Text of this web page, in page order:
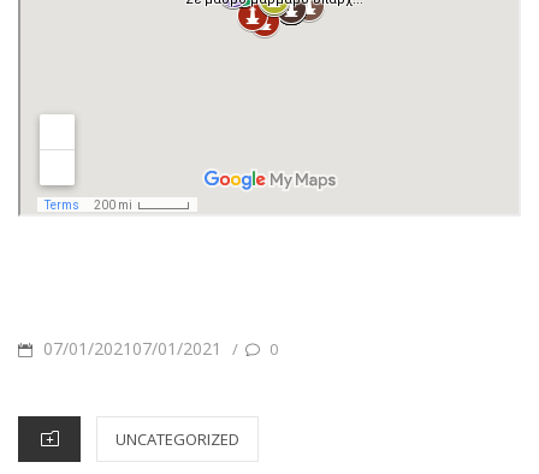
POSTED07/01/202107/01/2021 / 0
CATEGORIES
UNCATEGORIZED